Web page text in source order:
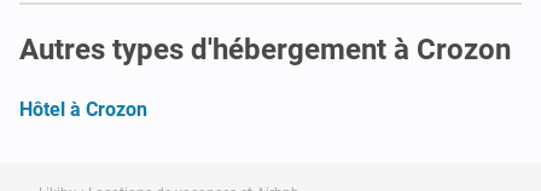
Autres types d'hébergement à Crozon
Hôtel à Crozon